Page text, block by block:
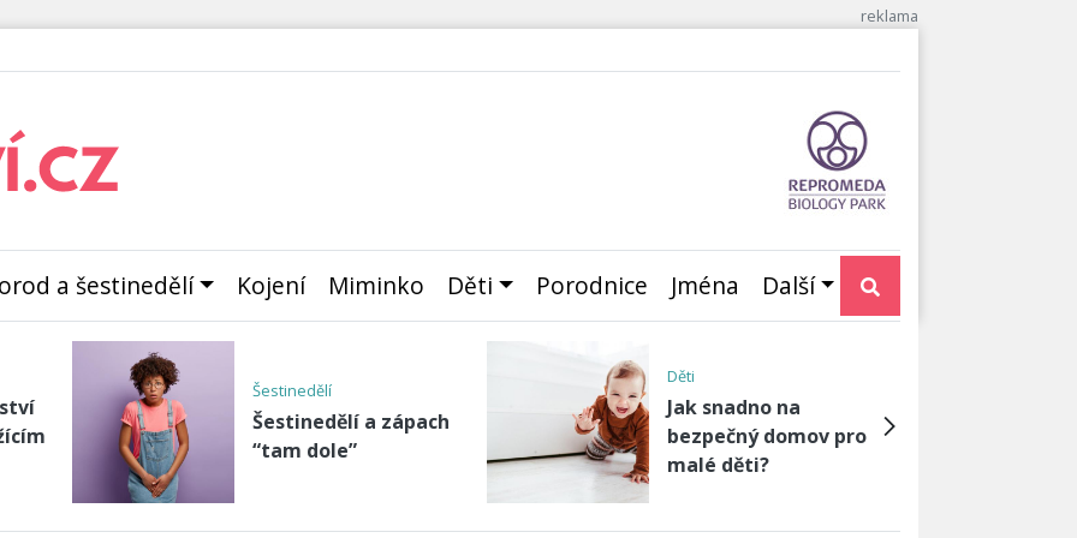
a šestinedělí Kojení Miminko Děti Porodnice Jména Další
Rádi bychom sdíleli
Vaše příběhy,
zkušenosti a bolesti i
umělé oplod…
Těhotenství i s
antikoncepcí: Jak je to
možné?